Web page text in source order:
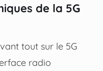
de la 5G
tout sur le 5G
radio